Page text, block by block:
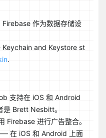
作为数据存储设
and Keystore st
.
支持在 iOS 和 Android
是 Brett Nesbitt。
进行广告整合。
在 iOS 和 Android 上面